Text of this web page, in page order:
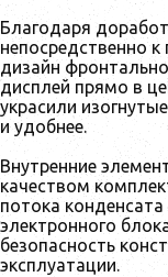
Благодаря
непосредственно
дизайн
дисплей прямо в
украсили
и удобнее.
Внутренние
качеством
потока
электронного
безопасность
эксплуатации.